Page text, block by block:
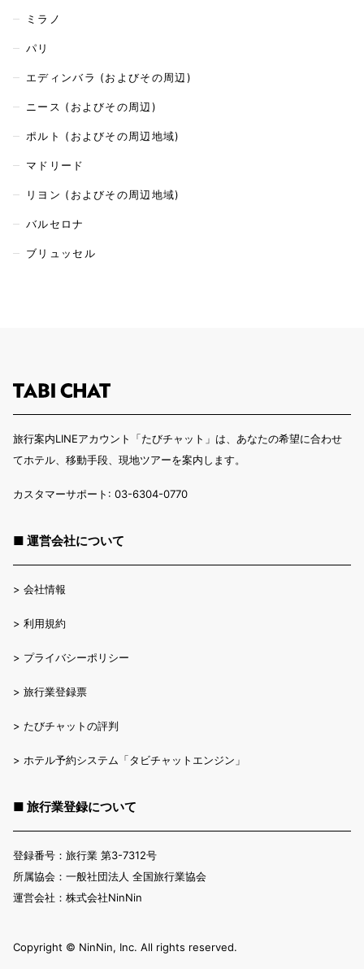
ミラノ
パリ
エディンバラ (およびその周辺)
ニース (およびその周辺)
ポルト (およびその周辺地域)
マドリード
リヨン (およびその周辺地域)
バルセロナ
ブリュッセル
旅行案内LINEアカウント「たびチャット」は、あなたの希望に合わせ
てホテル、移動手段、現地ツアーを案内します。
カスタマーサポート: 03-6304-0770
■ 運営会社について
> 会社情報
> 利用規約
> プライバシーポリシー
> 旅行業登録票
> たびチャットの評判
> ホテル予約システム「タビチャットエンジン」
■ 旅行業登録について
登録番号：旅行業 第3-7312号
所属協会：一般社団法人 全国旅行業協会
運営会社：株式会社NinNin
Copyright ©︎ NinNin, Inc. All rights reserved.